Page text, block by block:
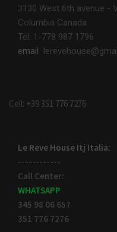
3130 West 6th avenue -
Columbia Canada
Tel: 1-778 987 1796
email
Cell: +39 351 776 7276
Le Reve House Itj Italia:
------------
Call Center:
WHATSAPP
345 98 06 657
351 776 7276